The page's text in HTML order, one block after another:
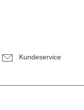
Kundeservice